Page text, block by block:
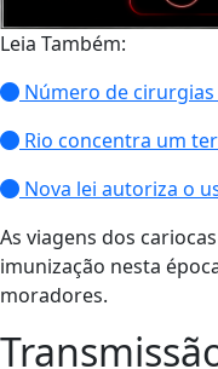
Leia Também:
Número de cirurgias
Rio concentra um
Nova lei autoriza o
As viagens dos
imunização nesta
moradores.